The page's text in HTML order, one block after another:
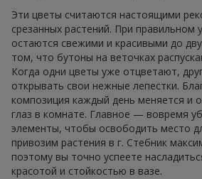
Эти цветы считаются настоящими
срезанных растений. При правильном
остаются свежими и красивыми до
том, что бутоны на веточках
Когда одни цветы уже отцветают,
открывать свои нежные лепестки.
композиция каждый день меняется и
глаз в комнате. Главное — вовремя
элементы, чтобы освободить место
привозим растения в г. Стебник
поэтому вы точно успеете
красотой и стойкостью в вазе.